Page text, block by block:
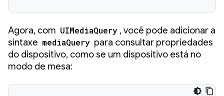
Agora, com UIMediaQuery , você pode adicionar a
sintaxe mediaQuery para consultar propriedades
do dispositivo, como se um dispositivo está no
modo de mesa: